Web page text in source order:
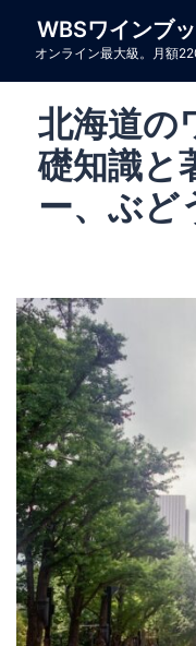
WBSワインブ
オンライン最大級。月額
北海道の
礎知識と
ー、ぶど